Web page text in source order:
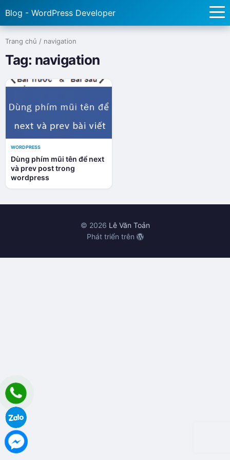
Blog - WordPress Developer
Trang chủ / navigation
Tag: navigation
WORDPRESS
Dùng phím mũi tên để next
và prev post trong
wordpress
© 2026 Lê Văn Toản
Phát triển trên